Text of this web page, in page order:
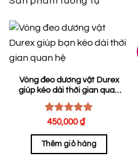
Vòng đeo dương vật Durex
giúp kéo dài thời gian quan
hệ
Được xếp
5 sao
450,000₫
Thêm giỏ hàng